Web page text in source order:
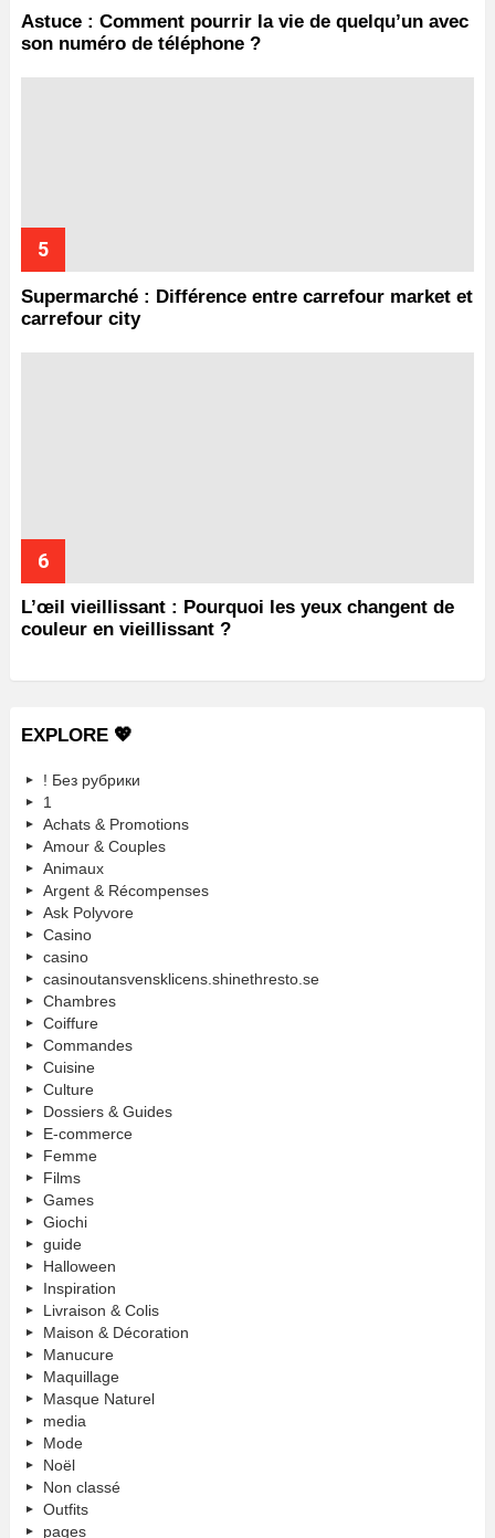
Astuce : Comment pourrir la vie de quelqu’un avec
son numéro de téléphone ?
Supermarché : Différence entre carrefour market et
carrefour city
L’œil vieillissant : Pourquoi les yeux changent de
couleur en vieillissant ?
EXPLORE 💖
! Без рубрики
1
Achats & Promotions
Amour & Couples
Animaux
Argent & Récompenses
Ask Polyvore
Casino
casino
casinoutansvensklicens.shinethresto.se
Chambres
Coiffure
Commandes
Cuisine
Culture
Dossiers & Guides
E-commerce
Femme
Films
Games
Giochi
guide
Halloween
Inspiration
Livraison & Colis
Maison & Décoration
Manucure
Maquillage
Masque Naturel
media
Mode
Noël
Non classé
Outfits
pages